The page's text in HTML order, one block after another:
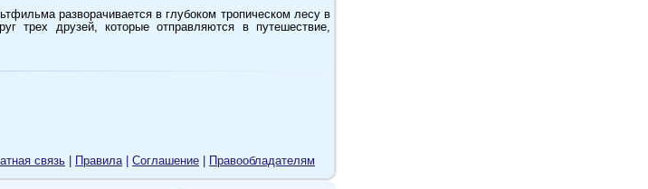
разворачивается в глубоком тропическом лесу в
трех друзей, которые отправляются в путешествие,
связь Правила| Cоглашение Правообладателям